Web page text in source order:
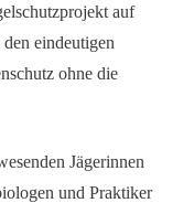
auf
eindeutigen
ohne die
Jägerinnen
und Praktiker